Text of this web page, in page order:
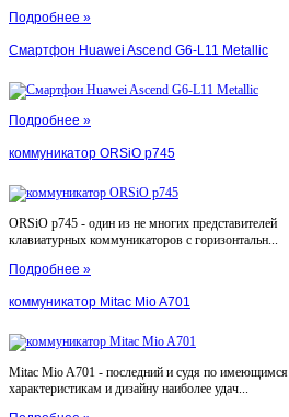
Подробнее »
Смартфон Huawei Ascend G6-L11 Metallic
Подробнее »
коммуникатор ORSiO p745
ORSiO p745 - один из не многих представителей
клавиатурных коммуникаторов с горизонтальн...
Подробнее »
коммуникатор Mitac Mio A701
Mitac Mio A701 - последний и судя по имеющимся
характеристикам и дизайну наиболее удач...